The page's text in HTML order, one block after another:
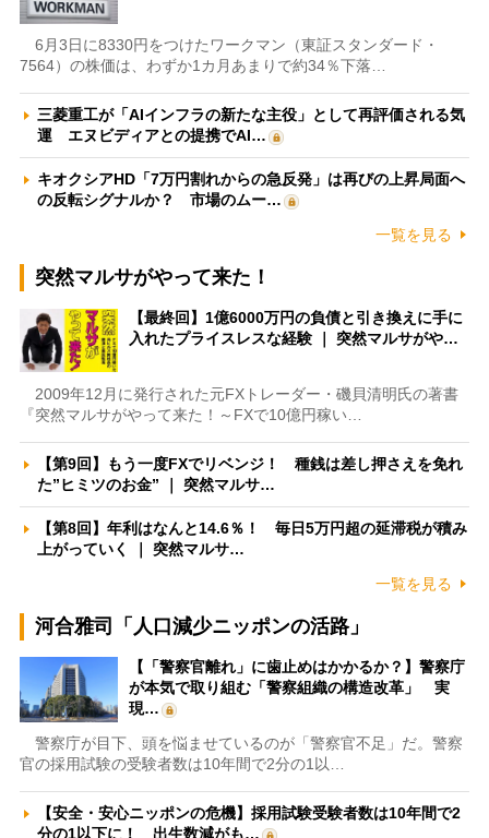
6月3日に8330円をつけたワークマン（東証スタンダード・
7564）の株価は、わずか1カ月あまりで約34％下落…
三菱重工が「AIインフラの新たな主役」として再評価される気
運 エヌビディアとの提携でAI…
キオクシアHD「7万円割れからの急反発」は再びの上昇局面へ
の反転シグナルか？ 市場のムー…
一覧を見る
突然マルサがやって来た！
【最終回】1億6000万円の負債と引き換えに手に
入れたプライスレスな経験 ｜ 突然マルサがや…
2009年12月に発行された元FXトレーダー・磯貝清明氏の著書
『突然マルサがやって来た！～FXで10億円稼い…
【第9回】もう一度FXでリベンジ！ 種銭は差し押さえを免れ
た”ヒミツのお金” ｜ 突然マルサ…
【第8回】年利はなんと14.6％！ 毎日5万円超の延滞税が積み
上がっていく ｜ 突然マルサ…
一覧を見る
河合雅司「人口減少ニッポンの活路」
【「警察官離れ」に歯止めはかかるか？】警察庁
が本気で取り組む「警察組織の構造改革」 実
現…
警察庁が目下、頭を悩ませているのが「警察官不足」だ。警察
官の採用試験の受験者数は10年間で2分の1以…
【安全・安心ニッポンの危機】採用試験受験者数は10年間で2
分の1以下に！ 出生数減がも…